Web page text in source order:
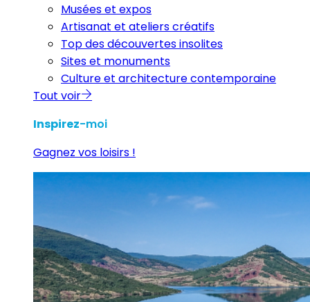
Musées et expos
Artisanat et ateliers créatifs
Top des découvertes insolites
Sites et monuments
Culture et architecture contemporaine
Tout voir
Inspirez-moi
Gagnez vos loisirs !